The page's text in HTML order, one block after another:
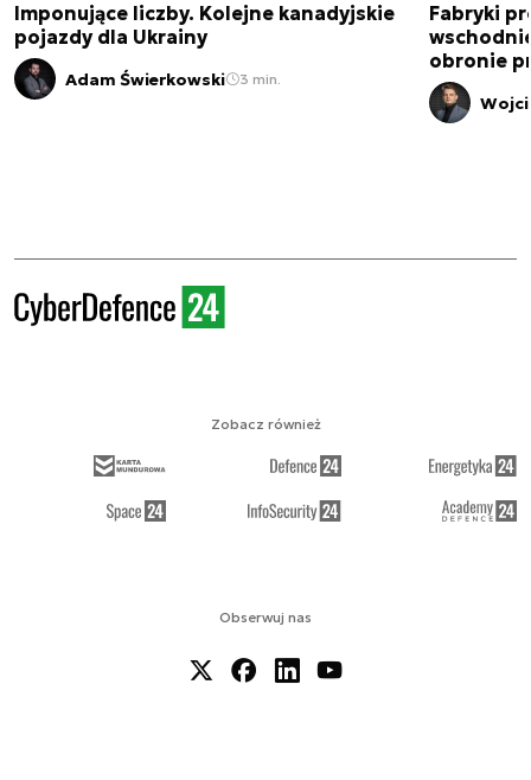
Imponujące liczby. Kolejne kanadyjskie
pojazdy dla Ukrainy
Adam Świerkowski 3 min.
Fabryki
obronie
Obserwuj nas
Zobacz również